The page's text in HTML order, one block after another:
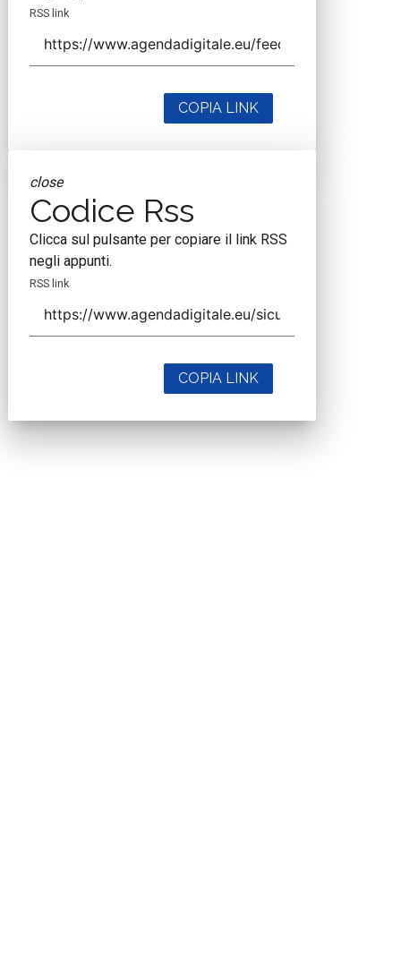
RSS link
COPIA LINK
close
Codice Rss
Clicca sul pulsante per copiare il link RSS
negli appunti.
RSS link
COPIA LINK